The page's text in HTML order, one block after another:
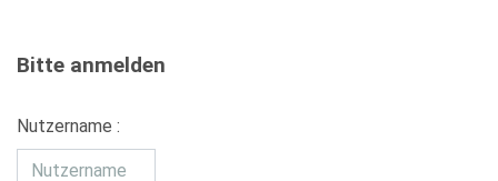
Bitte anmelden
Nutzername :